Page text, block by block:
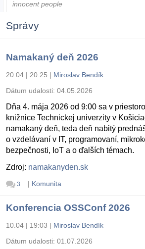
innocent people
Správy
Namakaný deň 2026
20.04 | 20:25 | Miroslav Bendík
Dátum udalosti: 04.05.2026
Dňa 4. mája 2026 od 9:00 sa v
knižnice Technickej univerzity v
namakaný deň, teda deň nabitý
o vzdelávaní v IT, programovaní,
bezpečnosti, IoT a o ďalších témach.
Zdroj: namakanyden.sk
3 | Komunita
Konferencia OSSConf 2026
10.04 | 19:03 | Miroslav Bendík
Dátum udalosti: 01.07.2026